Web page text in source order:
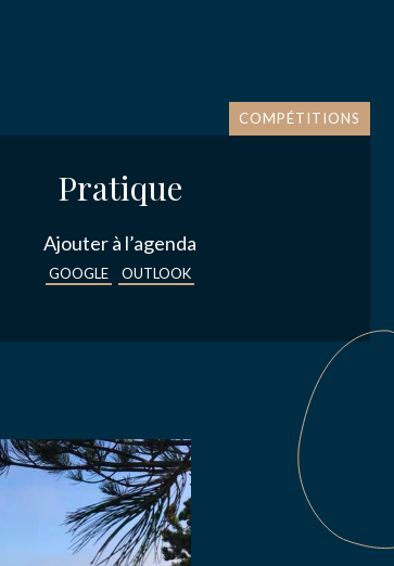
COMPÉTITIONS
Pratique
Ajouter à l’agenda
GOOGLE OUTLOOK